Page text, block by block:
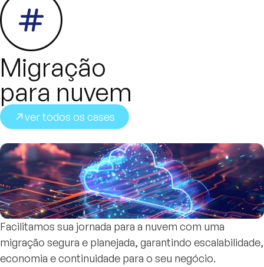
Migração
para nuvem
ver todos os cases
Facilitamos sua jornada para a nuvem com uma
migração segura e planejada, garantindo escalabilidade,
economia e continuidade para o seu negócio.